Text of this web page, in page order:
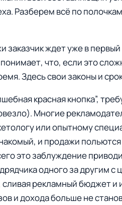
Разберем всё по
заказчик ждет уже в
что, если это
Здесь свои законы и
красная кнопка”,
Многие
или опытному
и продажи
это заблуждение
одного за другим с
рекламный бюджет и
и дохода больше не